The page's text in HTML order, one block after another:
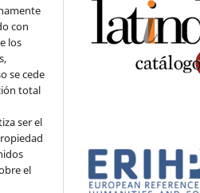
con
los
se cede
total
ser el
el